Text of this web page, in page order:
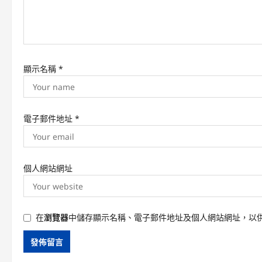
n
顯示名稱 *
電子郵件地址 *
個人網站網址
在瀏覽器中儲存顯示名稱、電子郵件地址及個人網站網址，以